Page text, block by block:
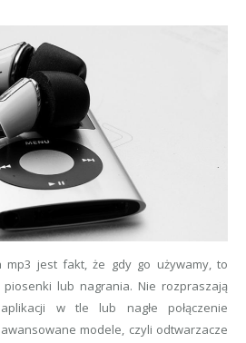
mp3 jest fakt, że gdy go używamy, to
piosenki lub nagrania. Nie rozpraszają
w tle lub nagłe połączenie
modele, czyli odtwarzacze